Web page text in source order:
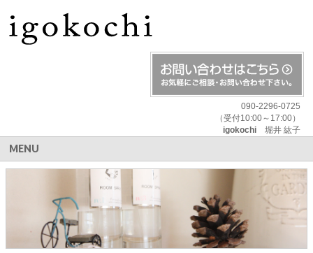
090-2296-0725
（受付10:00～17:00）
igokochi堀井 紘子
MENU